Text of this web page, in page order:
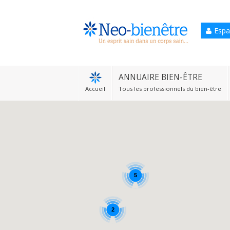
Accueil
ANNUAIRE BIEN-ÊTRE
Tous les professionnels du bien-être
5
2